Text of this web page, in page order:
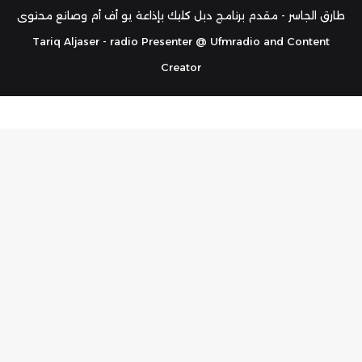
RSS
طارق الجاسر - مقدم برنامج دبل كليك بإذاعة يو أف أم وصانع محتوى
Tariq Aljaser - radio Presenter @ Ufmradio and Content
Creator